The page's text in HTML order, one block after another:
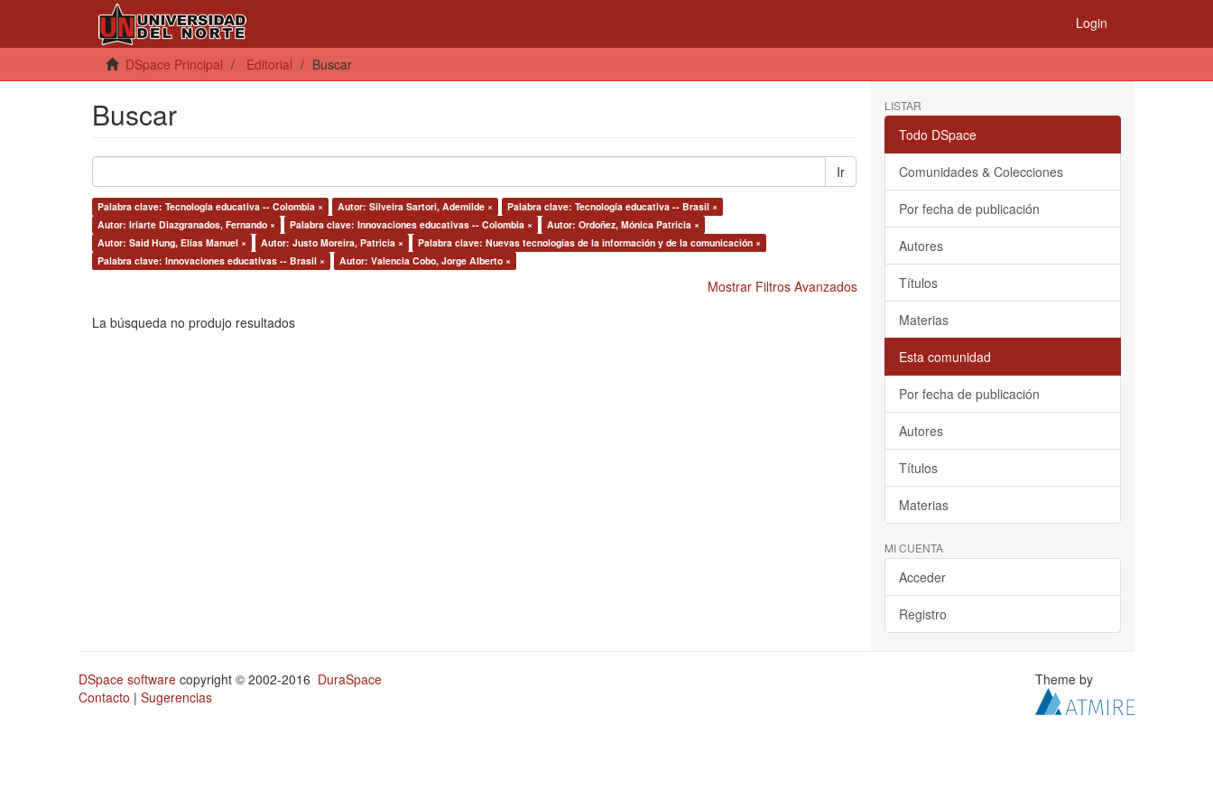
Login
DSpace Principal Editorial Buscar
Buscar
Ir
Palabra clave: Tecnología educativa -- Colombia × Autor: Silveira Sartori, Ademilde ×
Palabra clave: Tecnología educativa -- Brasil ×
Autor: Iriarte Diazgranados, Fernando ×
Palabra clave: Innovaciones educativas -- Colombia ×
Autor: Ordoñez, Mónica Patricia ×
Autor: Said Hung, Elías Manuel ×
Autor: Justo Moreira, Patricia ×
Palabra clave: Nuevas tecnologías de la información y de la comunicación ×
Palabra clave: Innovaciones educativas -- Brasil ×
Autor: Valencia Cobo, Jorge Alberto ×
Mostrar Filtros Avanzados
La búsqueda no produjo resultados
LISTAR
Todo DSpace
Comunidades & Colecciones
Por fecha de publicación
Autores
Títulos
Materias
Esta comunidad
Por fecha de publicación
Autores
Títulos
Materias
MI CUENTA
Acceder
Registro
DSpace software copyright © 2002-2016 DuraSpace
Contacto | Sugerencias
Theme by